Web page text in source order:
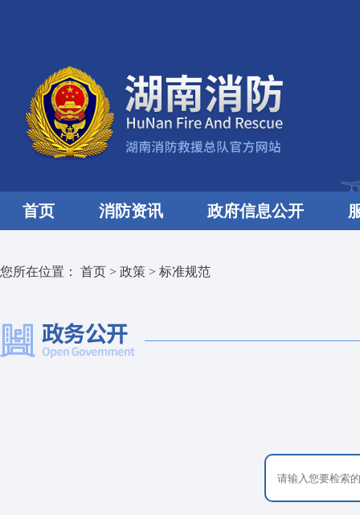
首页 消防资讯 政府信息公开
您所在位置： 首页 > 政策 > 标准规范